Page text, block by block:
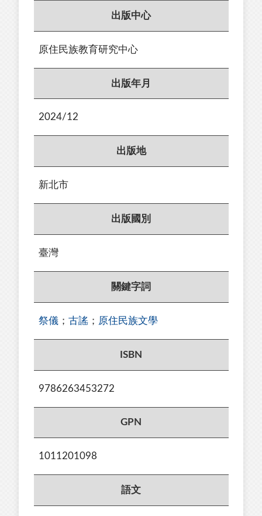
出版中心
原住民族教育研究中心
出版年月
2024/12
出版地
新北市
出版國別
臺灣
關鍵字詞
祭儀 ； 古謠 ； 原住民族文學
ISBN
9786263453272
GPN
1011201098
語文